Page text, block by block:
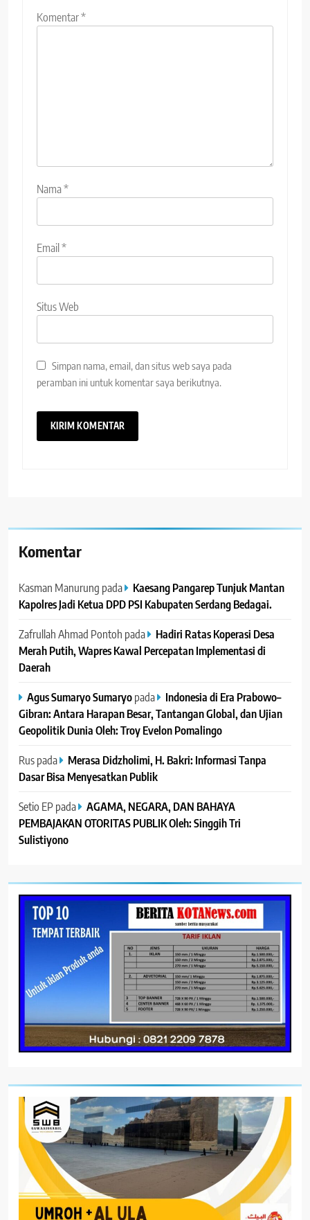
Komentar*
Nama*
Email *
Situs Web
Simpan nama, email, dan situs web saya pada
peramban ini untuk komentar saya berikutnya.
Komentar
Kasman Manurung pada
Kaesang Pangarep Tunjuk Mantan
Kapolres Jadi Ketua DPD PSI Kabupaten Serdang Bedagai. ‎ ‎
Zafrullah Ahmad Pontoh pada
Hadiri Ratas Koperasi Desa
Merah Putih, Wapres Kawal Percepatan Implementasi di
Daerah
Agus Sumaryo Sumaryopada
Indonesia di Era Prabowo–
Gibran: Antara Harapan Besar, Tantangan Global, dan Ujian
Geopolitik Dunia Oleh: Troy Evelon Pomalingo
Ruspada
Merasa Didzholimi, H. Bakri: Informasi Tanpa
Dasar Bisa Menyesatkan Publik
Setio EP pada
AGAMA, NEGARA, DAN BAHAYA
PEMBAJAKAN OTORITAS PUBLIK Oleh: Singgih Tri
Sulistiyono